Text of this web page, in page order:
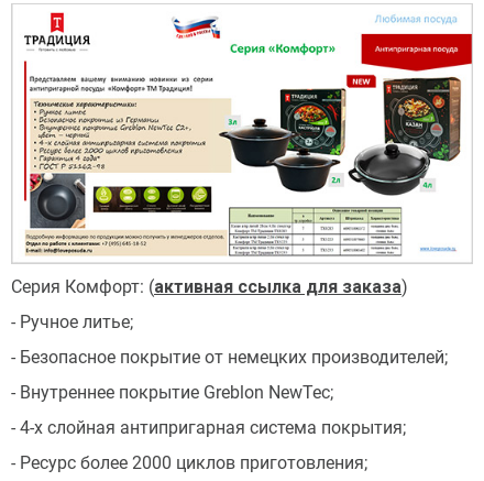
Серия Комфорт: (активная ссылка для заказа)
- Ручное литье;
- Безопасное покрытие от немецких производителей;
- Внутреннее покрытие Greblon NewTec;
- 4-х слойная антипригарная система покрытия;
- Ресурс более 2000 циклов приготовления;